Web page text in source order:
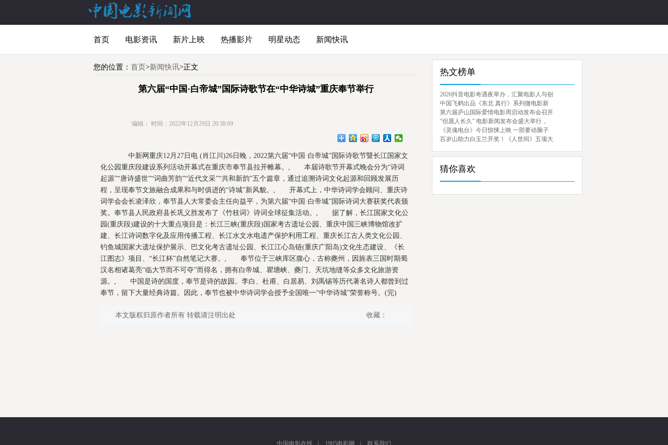
首页 电影资讯 新片上映 热播影片 明星动态 新闻快讯
您的位置： 首页>新闻快讯>正文
第六届“中国·白帝城”国际诗歌节在“中华诗城”重庆奉节举行
编辑： 时间：2022年12月29日 20:38:09
中新网重庆12月27日电 (肖江川)26日晚，2022第六届“中国·白帝城”国际诗歌节暨长江国家文
化公园重庆段建设系列活动开幕式在重庆市奉节县拉开帷幕。, 本届诗歌节开幕式晚会分为“诗词
起源”“唐诗盛世”“词曲芳韵”“近代文采”“共和新韵”五个篇章，通过追溯诗词文化起源和回顾发展历
程，呈现奉节文旅融合成果和与时俱进的“诗城”新风貌。, 开幕式上，中华诗词学会顾问、重庆诗
词学会会长凌泽欣，奉节县人大常委会主任向益平，为第六届“中国·白帝城”国际诗词大赛获奖代表颁
奖。奉节县人民政府县长巩义胜发布了《竹枝词》诗词全球征集活动。, 据了解，长江国家文化公
园(重庆段)建设的十大重点项目是：长江三峡(重庆段)国家考古遗址公园、重庆中国三峡博物馆改扩
建、长江诗词数字化及应用传播工程、长江水文水电遗产保护利用工程、重庆长江古人类文化公园、
钓鱼城国家大遗址保护展示、巴文化考古遗址公园、长江江心岛链(重庆广阳岛)文化生态建设、《长
江图志》项目、“长江杯”自然笔记大赛。, 奉节位于三峡库区腹心，古称夔州，因旌表三国时期蜀
汉名相诸葛亮“临大节而不可夺”而得名，拥有白帝城、瞿塘峡、夔门、天坑地缝等众多文化旅游资
源。, 中国是诗的国度，奉节是诗的故园。李白、杜甫、白居易、刘禹锡等历代著名诗人都曾到过
奉节，留下大量经典诗篇。因此，奉节也被中华诗词学会授予全国唯一“中华诗城”荣誉称号。(完)
本文版权归原作者所有 转载请注明出处 收藏：
热文榜单
2026抖音电影奇遇夜举办，汇聚电影人与创
中国飞鹤出品《东北 真行》系列微电影新
第六届庐山国际爱情电影周启动发布会召开
“但愿人长久” 电影新闻发布会盛大举行，
《灵魂电台》今日惊悚上映 一部要动脑子
百岁山助力白玉兰开奖！《人世间》五项大
猜你喜欢
中国电影在线 1905电影网 联系我们